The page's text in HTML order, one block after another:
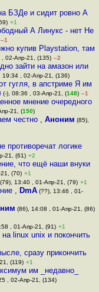
БЗДе и сидит ровно А
+1
А Линукс - нет Не
–1
купив Playstation, там
, 02-Апр-21, (135) –2
зайти на амазон или
19:34 , 02-Апр-21, (136)
гугля, в апстриме Я им
(-), 08:36 , 03-Апр-21, (148) –1
мнение очередного
21, (150)
честно , Аноним (85),
противоречат логике
21, (61) +2
что ещё наши внуки
(70) +1
(79), 13:40 , 01-Апр-21, (79) +1
, DmA (??), 13:46 , 01-
(86), 14:08 , 01-Апр-21, (86)
, 01-Апр-21, (91) +1
linux unix и покончить
сразу прикончить
(119) +1
им _недавно_
, 02-Апр-21, (134)